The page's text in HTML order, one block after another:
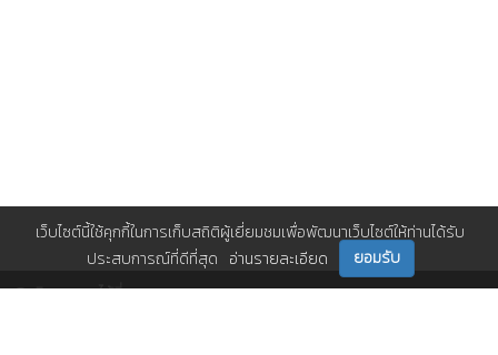
ติดตามเราได้ที่
เว็บไซต์นี้ใช้คุกกี้ในการเก็บสถิติผู้เยี่ยมชมเพื่อพัฒนาเว็บไซต์ให้ท่านได้รับ
ประสบการณ์ที่ดีที่สุด อ่านรายละเอียด ยอมรับ